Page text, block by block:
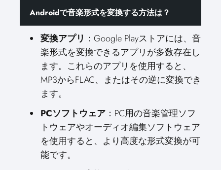
Androidで音楽形式を変換する方法は？
変換アプリ ：Google Playストアには、音
楽形式を変換できるアプリが多数存在し
ます。これらのアプリを使用すると、
MP3からFLAC、またはその逆に変換でき
ます。
PCソフトウェア ：PC用の音楽管理ソフ
トウェアやオーディオ編集ソフトウェア
を使用すると、より高度な形式変換が可
能です。